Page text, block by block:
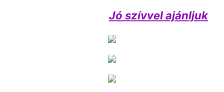
Jó szívvel ajánljuk